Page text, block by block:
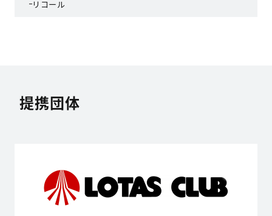
リコール
提携団体